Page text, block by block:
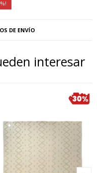
DE ENVÍO
interesar